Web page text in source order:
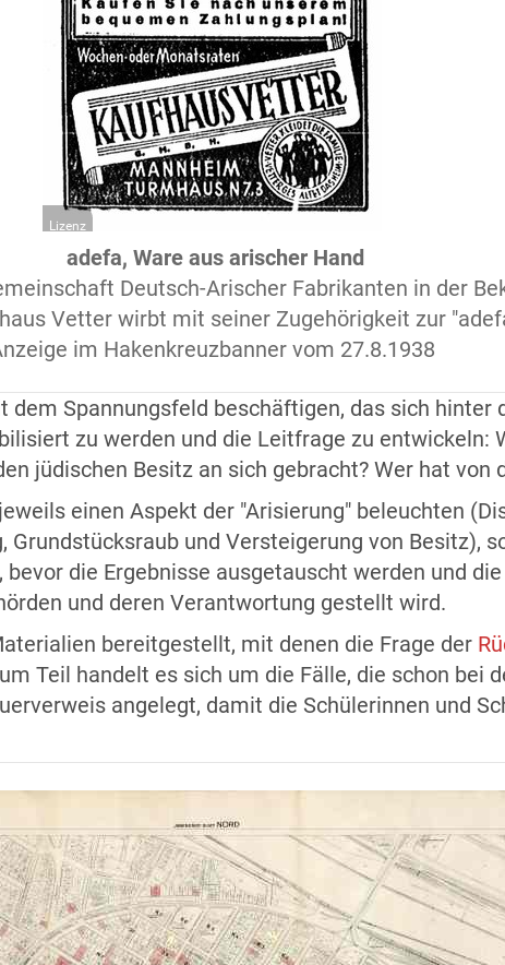
Lizenz
adefa, Ware aus arischer Hand
Deutsch-Arischer Fabrikanten in der
Vetter wirbt mit seiner Zugehörigkeit zur
im Hakenkreuzbanner vom 27.8.1938
Spannungsfeld beschäftigen, das sich hinter
zu werden und die Leitfrage zu entwickeln:
jüdischen Besitz an sich gebracht? Wer hat
einen Aspekt der "Arisierung" beleuchten
und Versteigerung von Besitz),
die Ergebnisse ausgetauscht werden und
und deren Verantwortung gestellt wird.
bereitgestellt, mit denen die Frage der
Teil handelt es sich um die Fälle, die schon bei
angelegt, damit die Schülerinnen und